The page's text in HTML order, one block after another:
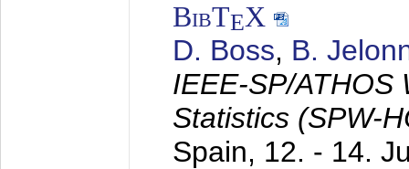
BibTEX
D. Boss, B.
IEEE-SP/ATHOS
Statistics (SPW-
Spain, 12. - 14.